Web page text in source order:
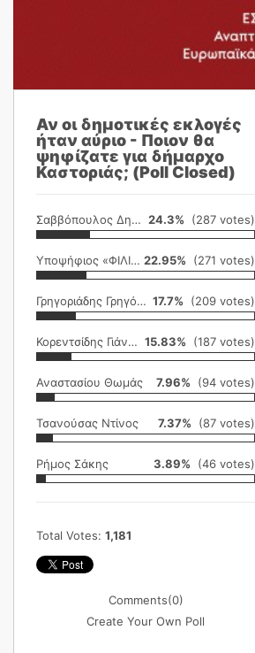
Αν οι δημοτικές εκλογές
ήταν αύριο - Ποιον θα
ψηφίζατε για δήμαρχο
Καστοριάς; (Poll Closed)
Σαββόπουλος Δημήτρης 24.3% (287 votes)
Υποψήφιος «ΦΙΛΙΚΗ ΕΤΑΙΡΕΙΑ» 22.95% (271 votes)
Γρηγοριάδης Γρηγόρης 17.7% (209 votes)
Κορεντσίδης Γιάννης 15.83% (187 votes)
Αναστασίου Θωμάς 7.96% (94 votes)
Τσανούσας Ντίνος 7.37% (87 votes)
Ρήμος Σάκης 3.89% (46 votes)
Total Votes: 1,181
Comments(0)
Create Your Own Poll